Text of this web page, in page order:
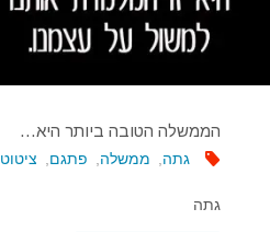
הממשלה הטובה ביותר היא…
גתה ממשלה פתגם ציטוט
גתה